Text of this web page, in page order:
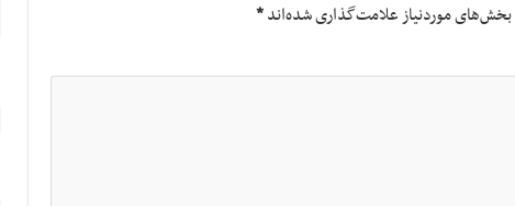
بخش‌های موردنیاز علامت‌گذاری شده‌اند*